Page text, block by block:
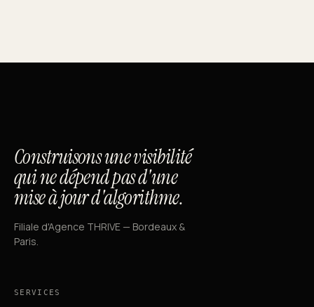
Construisons une visibilité
qui ne dépend pas d'une
mise à jour d'algorithme.
Filiale d'Agence THRIVE — Bordeaux &
Paris.
SERVICES